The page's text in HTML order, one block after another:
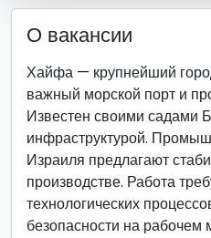
О вакансии
Хайфа — крупнейший
важный морской порт и
Известен своими садами
инфраструктурой.
Израиля предлагают
производстве. Работа
технологических
безопасности на рабочем